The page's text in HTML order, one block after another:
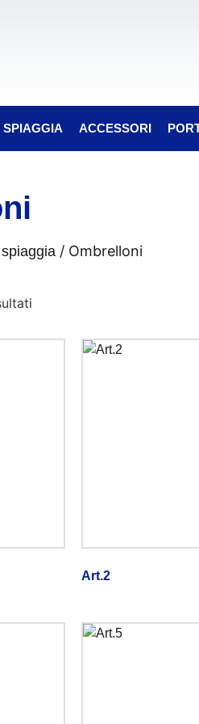
ACCESSORI
/ Ombrelloni
Art.2